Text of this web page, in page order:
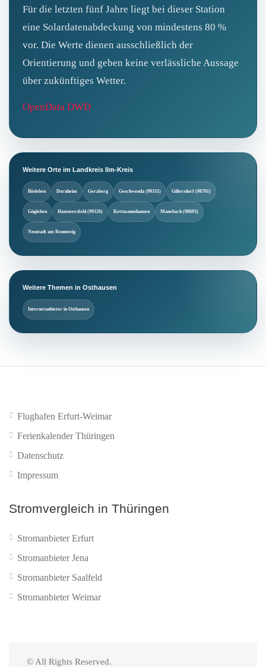
Für die letzten fünf Jahre liegt bei dieser Station
eine Solardatenabdeckung von mindestens 80 %
vor. Die Werte dienen ausschließlich der
Orientierung und geben keine verlässliche Aussage
über zukünftiges Wetter.
OpenData DWD
Weitere Orte im Landkreis Ilm-Kreis
Bösleben Dornheim Geraberg Geschwenda (99331) Gillersdorf (98701)
Gügleben Hammersfeld (99326) Kettmannshausen Manebach (98693)
Neustadt am Rennsteig
Weitere Themen in Osthausen
Internetanbieter in Osthausen
Flughafen Erfurt-Weimar
Ferienkalender Thüringen
Datenschutz
Impressum
Stromvergleich in Thüringen
Stromanbieter Erfurt
Stromanbieter Jena
Stromanbieter Saalfeld
Stromanbieter Weimar
© All Rights Reserved.